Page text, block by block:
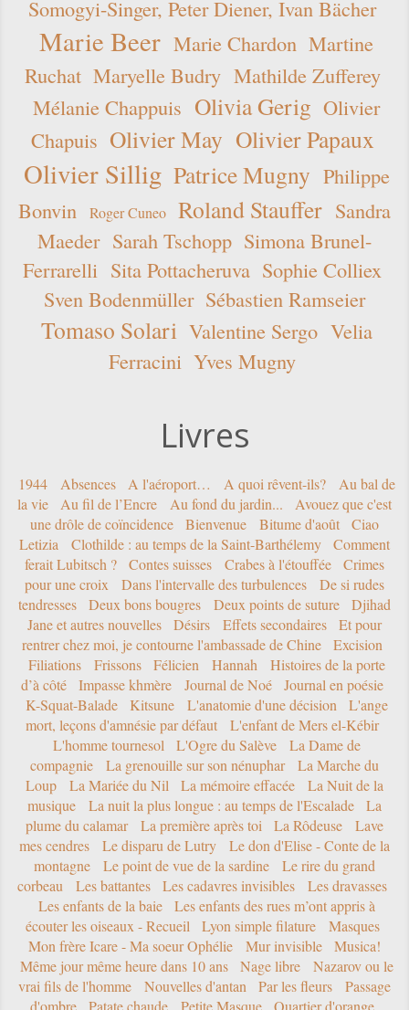
Somogyi-Singer, Peter Diener, Ivan Bächer
Marie Beer Marie Chardon Martine
Ruchat Maryelle Budry Mathilde Zufferey
Mélanie Chappuis Olivia Gerig Olivier
Chapuis Olivier May Olivier Papaux
Olivier Sillig Patrice Mugny Philippe
Bonvin
Roger Cuneo Roland Stauffer Sandra
Maeder Sarah Tschopp Simona Brunel-
Ferrarelli Sita Pottacheruva Sophie Colliex
Sven Bodenmüller Sébastien Ramseier
Tomaso Solari Valentine Sergo Velia
Ferracini Yves Mugny
Livres
1944 Absences A l'aéroport… A quoi rêvent-ils?
Au bal de
la vie
Au fil de l’Encre Au fond du jardin...
Avouez que c'est
une drôle de coïncidence
Bienvenue Bitume d'août
Ciao
Letizia
Clothilde : au temps de la Saint-Barthélemy
Comment
ferait Lubitsch ?
Contes suisses Crabes à l'étouffée
Crimes
pour une croix
Dans l'intervalle des turbulences
De si rudes
tendresses
Deux bons bougres Deux points de suture
Djihad
Jane et autres nouvelles
Désirs Effets secondaires
Et pour
rentrer chez moi, je contourne l'ambassade de Chine
Excision
Filiations
Frissons Félicien Hannah
Histoires de la porte
d’à côté
Impasse khmère Journal de Noé
Journal en poésie
K-Squat-Balade
Kitsune L'anatomie d'une décision
L'ange
mort, leçons d'amnésie par défaut
L'enfant de Mers el-Kébir
L'homme tournesol
L'Ogre du Salève
La Dame de
compagnie
La grenouille sur son nénuphar
La Marche du
Loup
La Mariée du Nil La mémoire effacée
La Nuit de la
musique
La nuit la plus longue : au temps de l'Escalade
La
plume du calamar
La première après toi La Rôdeuse
Lave
mes cendres
Le disparu de Lutry
Le don d'Elise - Conte de la
montagne
Le point de vue de la sardine
Le rire du grand
corbeau
Les battantes Les cadavres invisibles
Les dravasses
Les enfants de la baie
Les enfants des rues m’ont appris à
écouter les oiseaux - Recueil
Lyon simple filature
Masques
Mon frère Icare - Ma soeur Ophélie
Mur invisible
Musica!
Même jour même heure dans 10 ans
Nage libre
Nazarov ou le
vrai fils de l'homme
Nouvelles d'antan Par les fleurs
Passage
d'ombre
Patate chaude Petite Masque Quartier d'orange